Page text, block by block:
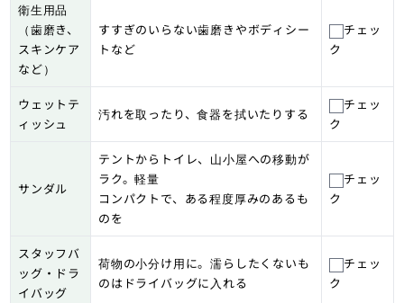
衛生用品
（歯磨き、
スキンケア
など）
すすぎのいらない歯磨きやボディシー
トなど
チェッ
ク
ウェットテ
ィッシュ
汚れを取ったり、食器を拭いたりする
チェッ
ク
サンダル
テントからトイレ、山小屋への移動が
ラク。軽量
コンパクトで、ある程度厚みのあるも
のを
チェッ
ク
スタッフバ
ッグ・ドラ
イバッグ
荷物の小分け用に。濡らしたくないも
のはドライバッグに入れる
チェッ
ク